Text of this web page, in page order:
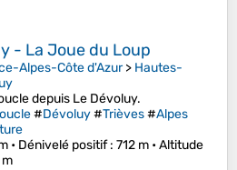
- La Joue du Loup
Alpes-Côte d'Azur> Hautes-
depuis Le Dévoluy.
#Dévoluy#Trièves#Alpes
• Dénivelé positif: 712 m •Altitude
m